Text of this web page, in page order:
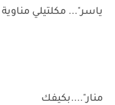
ياسر"... مكلتيلي
منار"....بكيفك